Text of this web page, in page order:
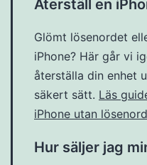
Återställ en
Glömt lösenordet
iPhone? Här går vi
återställa din enhet
säkert sätt. Läs
iPhone utan
Hur säljer jag